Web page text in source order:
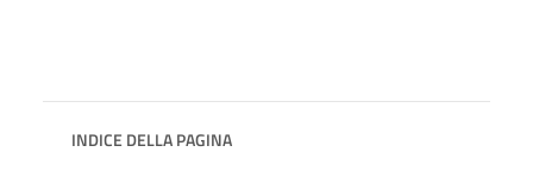
INDICE DELLA PAGINA